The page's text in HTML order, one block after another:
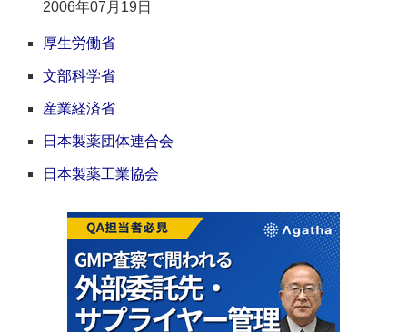
2006年07月19日
厚生労働省
文部科学省
産業経済省
日本製薬団体連合会
日本製薬工業協会